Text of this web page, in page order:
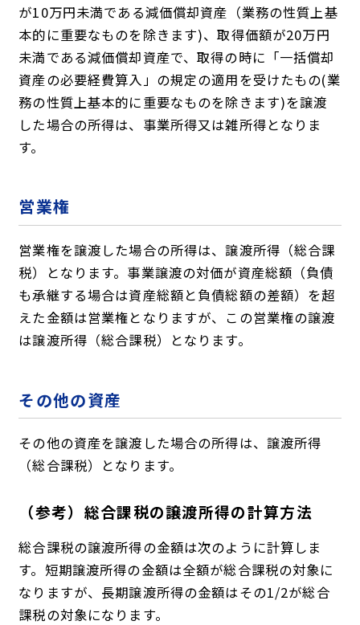
が10万円未満である減価償却資産（業務の性質上基
本的に重要なものを除きます)、取得価額が20万円
未満である減価償却資産で、取得の時に「一括償却
資産の必要経費算入」の規定の適用を受けたもの(業
務の性質上基本的に重要なものを除きます)を譲渡
した場合の所得は、事業所得又は雑所得となりま
す。
営業権
営業権を譲渡した場合の所得は、譲渡所得（総合課
税）となります。事業譲渡の対価が資産総額（負債
も承継する場合は資産総額と負債総額の差額）を超
えた金額は営業権となりますが、この営業権の譲渡
は譲渡所得（総合課税）となります。
その他の資産
その他の資産を譲渡した場合の所得は、譲渡所得
（総合課税）となります。
（参考）総合課税の譲渡所得の計算方法
総合課税の譲渡所得の金額は次のように計算しま
す。短期譲渡所得の金額は全額が総合課税の対象に
なりますが、長期譲渡所得の金額はその1/2が総合
課税の対象になります。